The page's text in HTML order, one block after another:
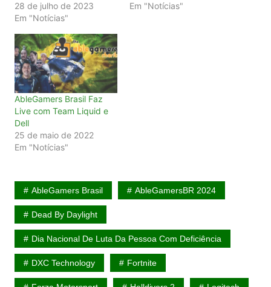
28 de julho de 2023
Em "Notícias"
Em "Notícias"
AbleGamers Brasil Faz
Live com Team Liquid e
Dell
25 de maio de 2022
Em "Notícias"
AbleGamers Brasil AbleGamersBR 2024
Dead By Daylight
Dia Nacional De Luta Da Pessoa Com Deficiência
DXC Technology Fortnite